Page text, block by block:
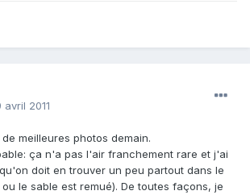
avril 2011
meilleures photos demain.
ça n'a pas l'air franchement rare et j'ai
doit en trouver un peu partout dans le
le sable est remué). De toutes façons, je